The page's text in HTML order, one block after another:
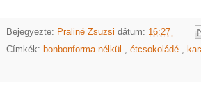
Bejegyezte: Praliné Zsuzsi dátum: 16:27
Címkék: bonbonforma nélkül , étcsokoládé ,